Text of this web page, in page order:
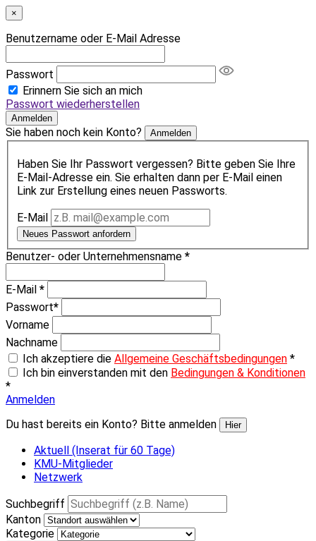
×
Benutzername oder E-Mail Adresse
Passwort
Erinnern Sie sich an mich
Passwort wiederherstellen
Anmelden
Sie haben noch kein Konto? Anmelden
Haben Sie Ihr Passwort vergessen? Bitte geben Sie Ihre
E-Mail-Adresse ein. Sie erhalten dann per E-Mail einen
Link zur Erstellung eines neuen Passworts.
E-Mail
Neues Passwort anfordern
Benutzer- oder Unternehmensname *
E-Mail *
Passwort*
Vorname
Nachname
Ich akzeptiere die Allgemeine Geschäftsbedingungen *
Ich bin einverstanden mit den Bedingungen & Konditionen
*
Anmelden
Du hast bereits ein Konto? Bitte anmelden
Hier
Aktuell (Inserat für 60 Tage)
KMU-Mitglieder
Netzwerk
Suchbegriff
Kanton
Kategorie